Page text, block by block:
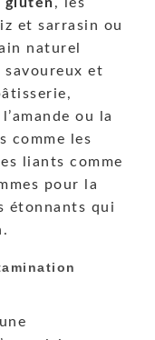
gluten, les
et sarrasin ou
naturel
savoureux et
ou la
comme les
liants comme
pour la
étonnants qui